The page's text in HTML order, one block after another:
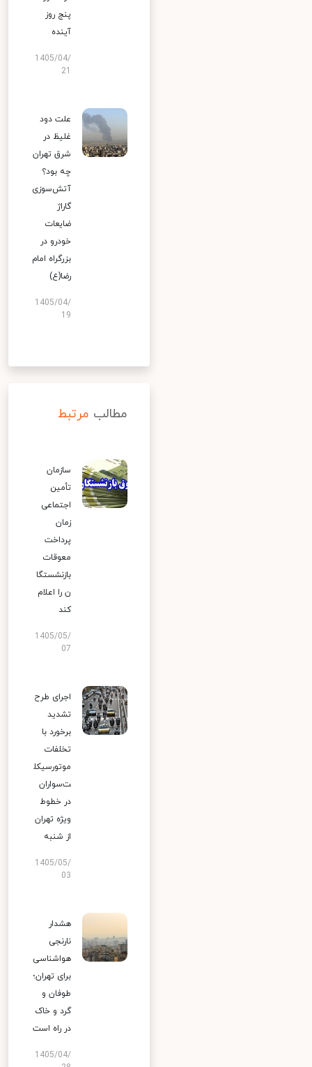
پنج روز
آینده
1405/04/
علت دود
غلیظ در
شرق تهران
چه بود؟
آتش‌سوزی
گاراژ
ضایعات
خودرو در
بزرگراه امام
رضا(ع)
1405/04/
19
مطالب مرتبط
سازمان
تأمین
اجتماعی
زمان
پرداخت
معوقات
بازنشستگا
ن را اعلام
کند
1405/05/
07
اجرای طرح
تشدید
برخورد با
تخلفات
موتورسیکل
ت‌سواران
در خطوط
ویژه تهران
از شنبه
1405/05/
03
هشدار
نارنجی
هواشناسی
برای تهران؛
طوفان و
گرد و خاک
در راه است
1405/04/